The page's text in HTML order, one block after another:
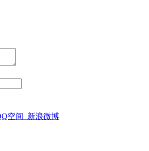
空间 新浪微博